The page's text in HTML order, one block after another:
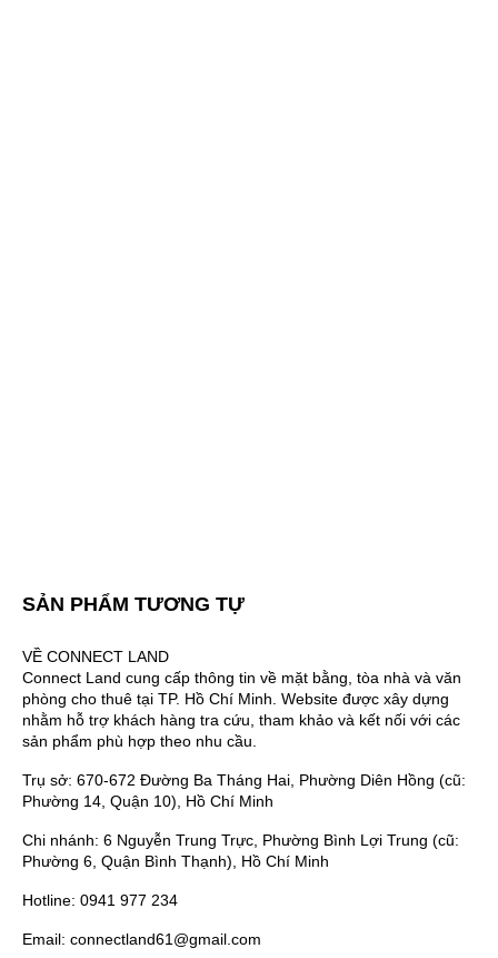
SẢN PHẨM TƯƠNG TỰ
VỀ CONNECT LAND
Connect Land cung cấp thông tin về mặt bằng, tòa nhà và văn
phòng cho thuê tại TP. Hồ Chí Minh. Website được xây dựng
nhằm hỗ trợ khách hàng tra cứu, tham khảo và kết nối với các
sản phẩm phù hợp theo nhu cầu.
Trụ sở: 670-672 Đường Ba Tháng Hai, Phường Diên Hồng (cũ:
Phường 14, Quận 10), Hồ Chí Minh
Chi nhánh: 6 Nguyễn Trung Trực, Phường Bình Lợi Trung (cũ:
Phường 6, Quận Bình Thạnh), Hồ Chí Minh
Hotline: 0941 977 234
Email: connectland61@gmail.com